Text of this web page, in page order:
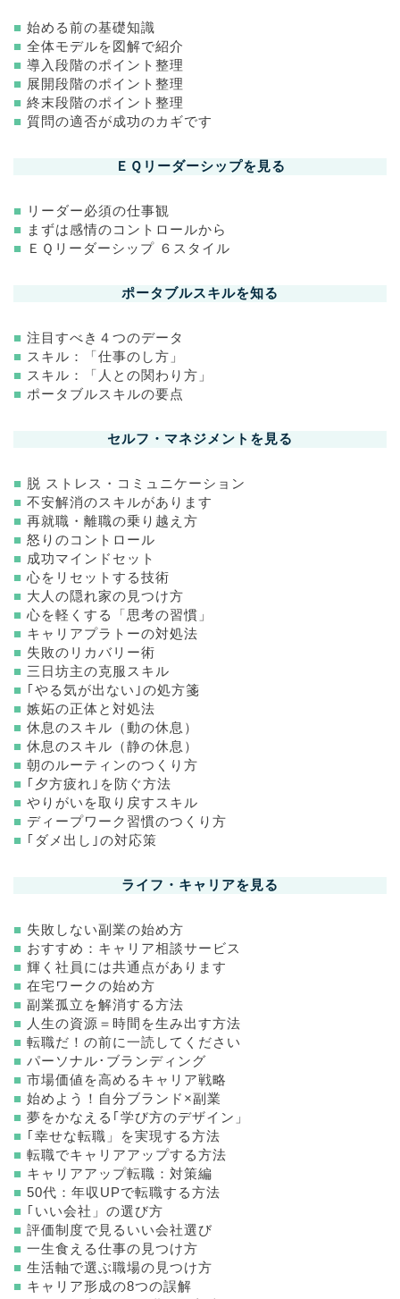
■ 始める前の基礎知識
■ 全体モデルを図解で紹介
■ 導入段階のポイント整理
■ 展開段階のポイント整理
■ 終末段階のポイント整理
■ 質問の適否が成功のカギです
ＥＱリーダーシップを見る
■ リーダー必須の仕事観
■ まずは感情のコントロールから
■ ＥＱリーダーシップ ６スタイル
ポータブルスキルを知る
■ 注目すべき４つのデータ
■ スキル：「仕事のし方」
■ スキル：「人との関わり方」
■ ポータブルスキルの要点
セルフ・マネジメントを見る
■ 脱 ストレス・コミュニケーション
■ 不安解消のスキルがあります
■ 再就職・離職の乗り越え方
■ 怒りのコントロール
■ 成功マインドセット
■ 心をリセットする技術
■ 大人の隠れ家の見つけ方
■ 心を軽くする「思考の習慣」
■ キャリアプラトーの対処法
■ 失敗のリカバリー術
■ 三日坊主の克服スキル
■ ｢やる気が出ない｣の処方箋
■ 嫉妬の正体と対処法
■ 休息のスキル（動の休息）
■ 休息のスキル（静の休息）
■ 朝のルーティンのつくり方
■ ｢夕方疲れ｣を防ぐ方法
■ やりがいを取り戻すスキル
■ ディープワーク習慣のつくり方
■ ｢ダメ出し｣の対応策
ライフ・キャリアを見る
■ 失敗しない副業の始め方
■ おすすめ：キャリア相談サービス
■ 輝く社員には共通点があります
■ 在宅ワークの始め方
■ 副業孤立を解消する方法
■ 人生の資源＝時間を生み出す方法
■ 転職だ！の前に一読してください
■ パーソナル･ブランディング
■ 市場価値を高めるキャリア戦略
■ 始めよう！自分ブランド×副業
■ 夢をかなえる｢学び方のデザイン」
■ ｢幸せな転職」を実現する方法
■ 転職でキャリアアップする方法
■ キャリアアップ転職：対策編
■ 50代：年収UPで転職する方法
■ ｢いい会社」の選び方
■ 評価制度で見るいい会社選び
■ 一生食える仕事の見つけ方
■ 生活軸で選ぶ職場の見つけ方
■ キャリア形成の8つの誤解